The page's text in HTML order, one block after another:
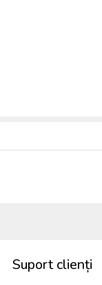
Suport clienți